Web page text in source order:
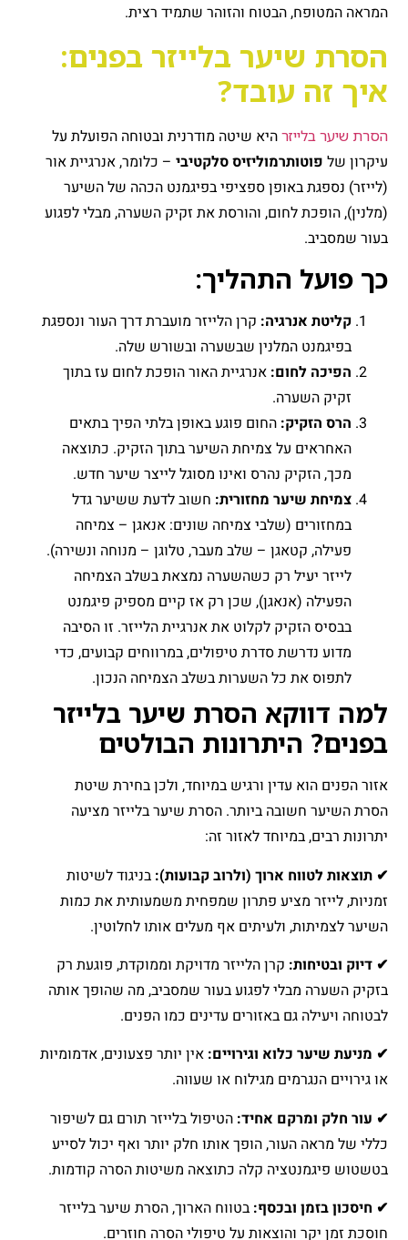
המראה המטופח, הבטוח והזוהר שתמיד רצית.
הסרת שיער בלייזר בפנים:
איך זה עובד?
הסרת שיער בלייזרהיא שיטה מודרנית ובטוחה הפועלת על
עיקרון של פוטותרמוליזיס סלקטיבי – כלומר, אנרגיית אור
(לייזר) נספגת באופן ספציפי בפיגמנט הכהה של השיער
(מלנין), הופכת לחום, והורסת את זקיק השערה, מבלי לפגוע
בעור שמסביב.
כך פועל התהליך:
קליטת אנרגיה: קרן הלייזר מועברת דרך העור ונספגת
בפיגמנט המלנין שבשערה ובשורש שלה.
הפיכה לחום: אנרגיית האור הופכת לחום עז בתוך
זקיק השערה.
הרס הזקיק: החום פוגע באופן בלתי הפיך בתאים
האחראים על צמיחת השיער בתוך הזקיק. כתוצאה
מכך, הזקיק נהרס ואינו מסוגל לייצר שיער חדש.
צמיחת שיער מחזורית: חשוב לדעת ששיער גדל
במחזורים (שלבי צמיחה שונים: אנאגן – צמיחה
פעילה, קטאגן – שלב מעבר, טלוגן – מנוחה ונשירה).
לייזר יעיל רק כשהשערה נמצאת בשלב הצמיחה
הפעילה (אנאגן), שכן רק אז קיים מספיק פיגמנט
בבסיס הזקיק לקלוט את אנרגיית הלייזר. זו הסיבה
מדוע נדרשת סדרת טיפולים, במרווחים קבועים, כדי
לתפוס את כל השערות בשלב הצמיחה הנכון.
למה דווקא הסרת שיער בלייזר
בפנים? היתרונות הבולטים
אזור הפנים הוא עדין ורגיש במיוחד, ולכן בחירת שיטת
הסרת השיער חשובה ביותר. הסרת שיער בלייזר מציעה
יתרונות רבים, במיוחד לאזור זה:
✔ תוצאות לטווח ארוך (ולרוב קבועות): בניגוד לשיטות
זמניות, לייזר מציע פתרון שמפחית משמעותית את כמות
השיער לצמיתות, ולעיתים אף מעלים אותו לחלוטין.
✔ דיוק ובטיחות: קרן הלייזר מדויקת וממוקדת, פוגעת רק
בזקיק השערה מבלי לפגוע בעור שמסביב, מה שהופך אותה
לבטוחה ויעילה גם באזורים עדינים כמו הפנים.
✔ מניעת שיער כלוא וגירויים: אין יותר פצעונים, אדמומיות
או גירויים הנגרמים מגילוח או שעווה.
✔ עור חלק ומרקם אחיד: הטיפול בלייזר תורם גם לשיפור
כללי של מראה העור, הופך אותו חלק יותר ואף יכול לסייע
בטשטוש פיגמנטציה קלה כתוצאה משיטות הסרה קודמות.
✔ חיסכון בזמן ובכסף: בטווח הארוך, הסרת שיער בלייזר
חוסכת זמן יקר והוצאות על טיפולי הסרה חוזרים.